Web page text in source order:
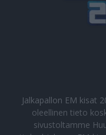
Jalkapallon EM kisat
oleellinen tieto
sivustoltamme